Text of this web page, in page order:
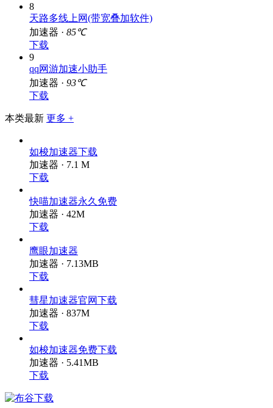
8
天路多线上网(带宽叠加软件)
加速器 · 85℃
下载
9
qq网游加速小助手
加速器 · 93℃
下载
本类最新 更多 +
如梭加速器下载
加速器 · 7.1 M
下载
快喵加速器永久免费
加速器 · 42M
下载
鹰眼加速器
加速器 · 7.13MB
下载
彗星加速器官网下载
加速器 · 837M
下载
如梭加速器免费下载
加速器 · 5.41MB
下载